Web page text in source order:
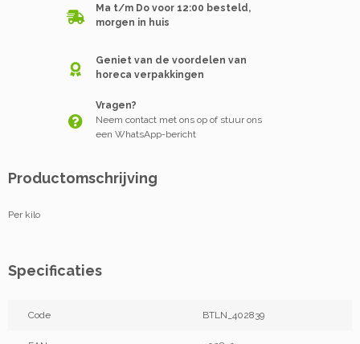
Ma t/m Do voor 12:00 besteld,
morgen in huis
Geniet van de voordelen van
horeca verpakkingen
Vragen?
Neem contact met ons op of stuur ons
een WhatsApp-bericht
Productomschrijving
Per kilo
Specificaties
Code BTLN_402839